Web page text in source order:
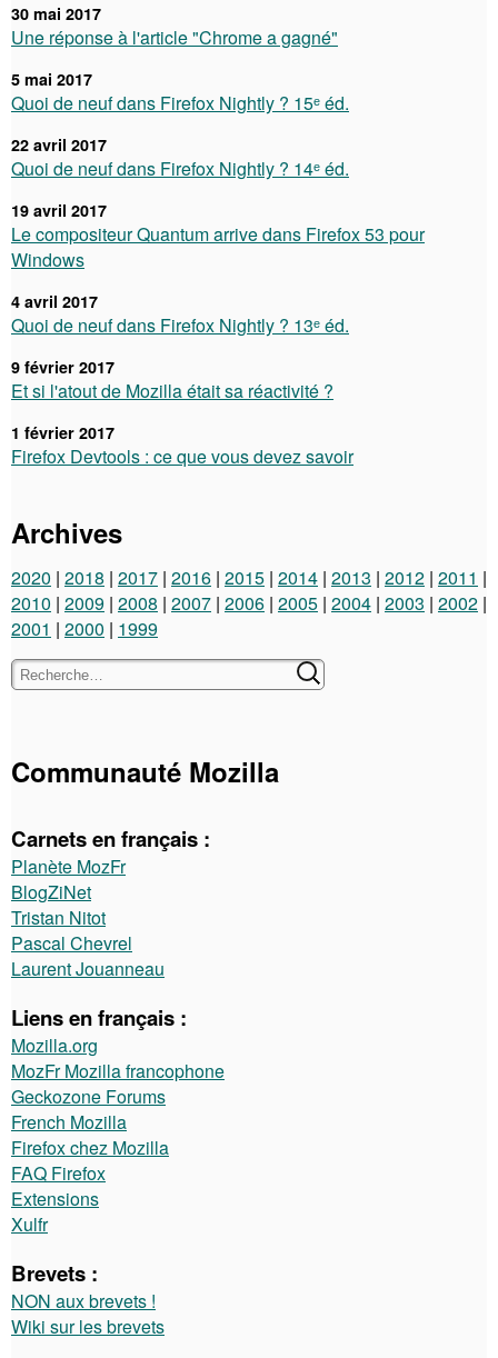
30 mai 2017
Une réponse à l'article "Chrome a gagné"
5 mai 2017
Quoi de neuf dans Firefox Nightly ? 15ᵉ éd.
22 avril 2017
Quoi de neuf dans Firefox Nightly ? 14ᵉ éd.
19 avril 2017
Le compositeur Quantum arrive dans Firefox 53 pour
Windows
4 avril 2017
Quoi de neuf dans Firefox Nightly ? 13ᵉ éd.
9 février 2017
Et si l'atout de Mozilla était sa réactivité ?
1 février 2017
Firefox Devtools : ce que vous devez savoir
Archives
2020 2018 2017 2016 2015 2014 2013 2012 2011
2010 2009 2008 2007 2006 2005 2004 2003 2002
2001
2000 1999
Communauté Mozilla
Carnets en français :
Planète MozFr
BlogZiNet
Tristan Nitot
Pascal Chevrel
Laurent Jouanneau
Liens en français :
Mozilla.org
MozFr Mozilla francophone
Geckozone Forums
French Mozilla
Firefox chez Mozilla
FAQ Firefox
Extensions
Xulfr
Brevets :
NON aux brevets !
Wiki sur les brevets